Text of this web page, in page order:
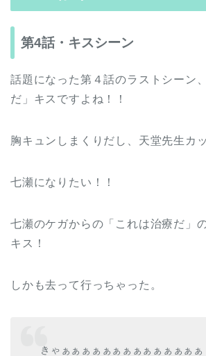
第4話・キスシーン
話題になった第４話のラストシーン
だ」キスですよね！！
胸キュンしまくりだし、天堂先生カ
七瀬になりたい！！
七瀬のケガからの「これは治療だ」
キス！
しかも去って行っちゃった。
きゃぁぁぁぁぁぁぁぁぁぁぁぁぁぁ